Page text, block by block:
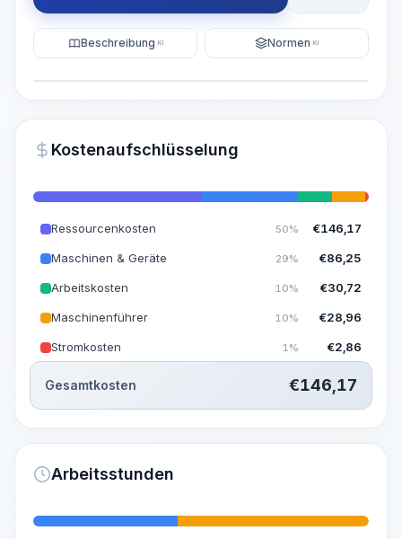
KI-Visualisierung generieren
~15-30 Sek.
Beschreibung KI Normen KI
Kostenaufschlüsselung
Ressourcenkosten 50% €146,17
Maschinen & Geräte 29% €86,25
Arbeitskosten 10% €30,72
Maschinenführer 10% €28,96
Stromkosten 1% €2,86
Gesamtkosten €146,17
Arbeitsstunden